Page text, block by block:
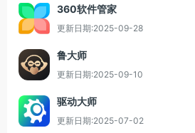
360软件管家
更新日期:2025-09-28
鲁大师
更新日期:2025-09-10
驱动大师
更新日期:2025-07-02